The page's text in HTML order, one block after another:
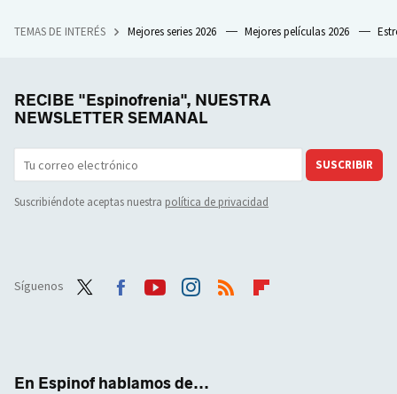
TEMAS DE INTERÉS Mejores series 2026 Mejores películas 2026
RECIBE "Espinofrenia", NUESTRA
NEWSLETTER SEMANAL
SUSCRIBIR
Suscribiéndote aceptas nuestra política de privacidad
Síguenos
En Espinof hablamos de...